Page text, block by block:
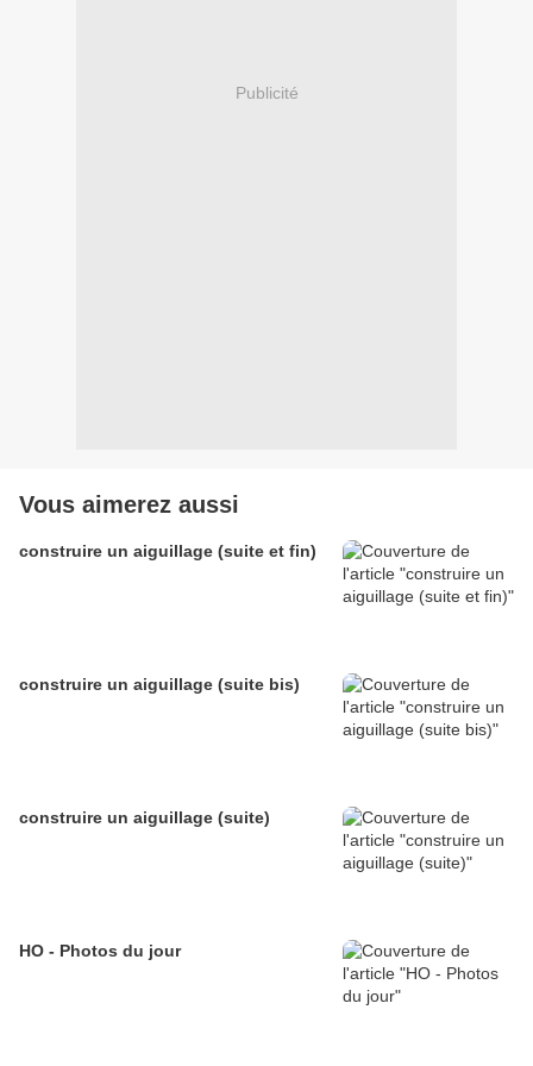
Publicité
Vous aimerez aussi
construire un aiguillage (suite et fin)
construire un aiguillage (suite bis)
construire un aiguillage (suite)
HO - Photos du jour